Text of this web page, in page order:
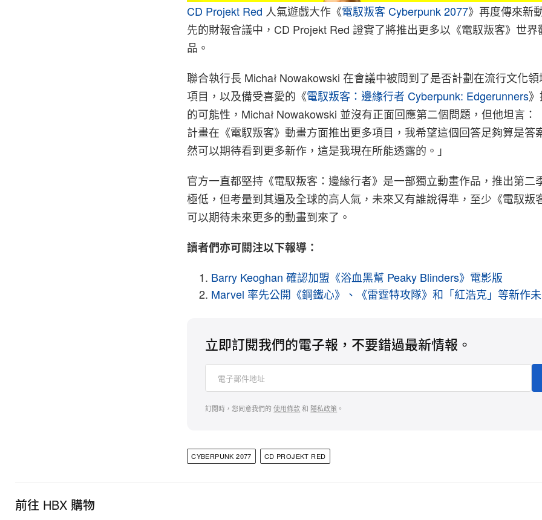
CD Projekt Red 人氣遊戲大作《電馭叛客 Cyberpunk 2077》再度傳來新
先的財報會議中，CD Projekt Red 證實了將推出更多以《電馭叛客》世界
品。
聯合執行長 Michał Nowakowski 在會議中被問到了是否計劃在流行文化
項目，以及備受喜愛的《電馭叛客：邊緣行者 Cyberpunk: Edgerunners
的可能性，Michał Nowakowski 並沒有正面回應第二個問題，但他坦言：
計畫在《電馭叛客》動畫方面推出更多項目，我希望這個回答足夠算是答
然可以期待看到更多新作，這是我現在所能透露的。」
官方一直都堅持《電馭叛客：邊緣行者》是一部獨立動畫作品，推出第二
極低，但考量到其遍及全球的高人氣，未來又有誰說得準，至少《電馭叛
可以期待未來更多的動畫到來了。
讀者們亦可關注以下報導：
Barry Keoghan 確認加盟《浴血黑幫 Peaky Blinders》電影版
Marvel 率先公開《鋼鐵心》、《雷霆特攻隊》和「紅浩克」等新作
立即訂閱我們的電子報，不要錯過最新情報。
訂閱時，您同意我們的使用條款和 隱私政策 。
CYBERPUNK 2077 CD PROJEKT RED
前往 HBX 購物